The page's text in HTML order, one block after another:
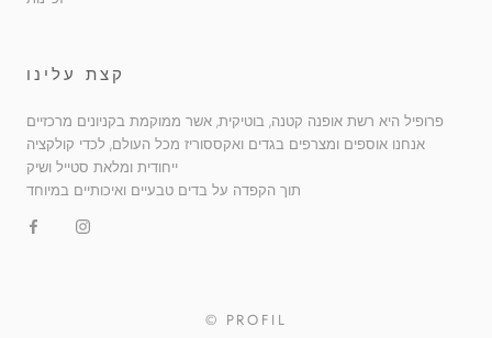
קצת עלינו
פרופיל היא רשת אופנה קטנה, בוטיקית, אשר ממוקמת בקניונים מרכזיים
אנחנו אוספים ומצרפים בגדים ואקססוריז מכל העולם, לכדי קולקציה
ייחודית ומלאת סטייל ושיק
תוך הקפדה על בדים טבעיים ואיכותיים במיוחד
© PROFIL